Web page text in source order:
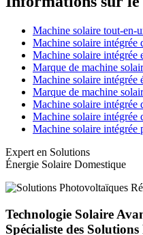
Machine solaire tout-en-
Machine solaire intégrée
Machine solaire intégrée
Marque de machine
Machine solaire intégrée
Marque de machine
Machine solaire intégrée
Machine solaire intégrée
Machine solaire intégrée
Expert en Solutions
Énergie Solaire Domestique
Technologie Solaire
Spécialiste des Solutions